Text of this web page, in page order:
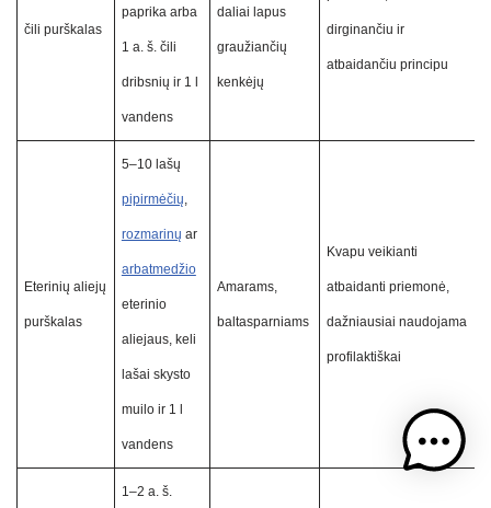
čili purškalas
paprika arba
1 a. š. čili
dribsnių ir 1 l
vandens
daliai lapus
graužiančių
kenkėjų
dirginančiu ir
atbaidančiu principu
Eterinių aliejų
purškalas
5–10 lašų
pipirmėčių
rozmarinų ar
arbatmedžio
eterinio
aliejaus, keli
lašai skysto
muilo ir 1 l
vandens
Amarams,
baltasparniams
Kvapu veikianti
atbaidanti priemonė,
dažniausiai naudojama
profilaktiškai
1–2 a. š.